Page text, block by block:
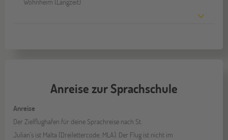
Anreise zur Sprachschule
Anreise
Der Zielflughafen für deine Sprachreise nach St.
Julian's ist Malta (Dreilettercode: MLA). Der Flug ist nicht im